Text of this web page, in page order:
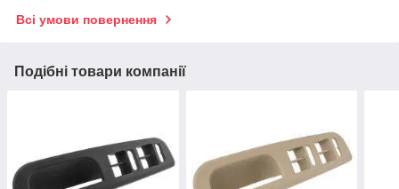
Всі умови повернення
Подібні товари компанії